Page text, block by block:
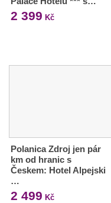
2 399 Kč
Polanica Zdroj jen pár
km od hranic s
Českem: Hotel Alpejski
…
2 499 Kč